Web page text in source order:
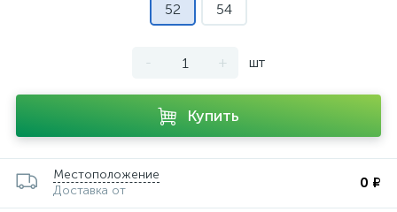
52
54
- + шт
Купить
Местоположение
Доставка от
0 ₽